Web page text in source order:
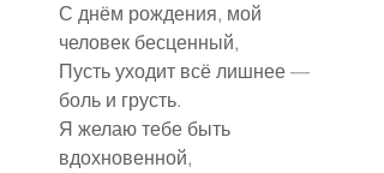
С днём рождения, мой
человек бесценный,
Пусть уходит всё лишнее —
боль и грусть.
Я желаю тебе быть
вдохновенной,